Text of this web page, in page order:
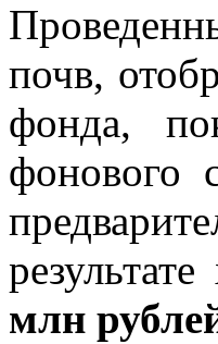
почв,
фонда,
фонового
млн